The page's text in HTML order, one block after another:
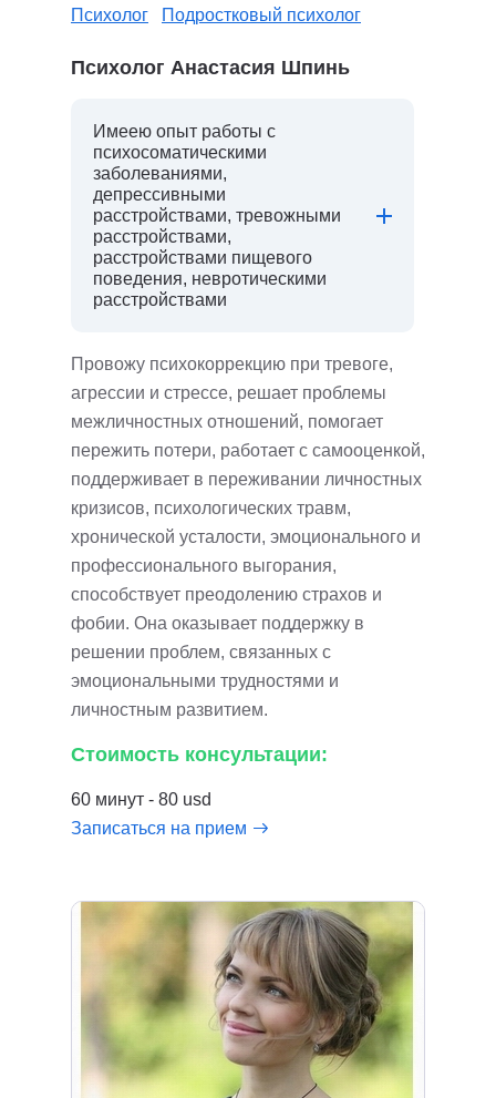
Психолог Подростковый психолог
Психолог Анастасия Шпинь
Имеею опыт работы с
психосоматическими
заболеваниями,
депрессивными
расстройствами, тревожными
расстройствами,
расстройствами пищевого
поведения, невротическими
расстройствами
Провожу психокоррекцию при тревоге,
агрессии и стрессе, решает проблемы
межличностных отношений, помогает
пережить потери, работает с самооценкой,
поддерживает в переживании личностных
кризисов, психологических травм,
хронической усталости, эмоционального и
профессионального выгорания,
способствует преодолению страхов и
фобии. Она оказывает поддержку в
решении проблем, связанных с
эмоциональными трудностями и
личностным развитием.
Стоимость консультации:
60 минут - 80 usd
Записаться на прием